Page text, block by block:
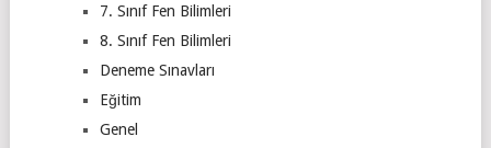
7. Sınıf Fen Bilimleri
8. Sınıf Fen Bilimleri
Deneme Sınavları
Eğitim
Genel